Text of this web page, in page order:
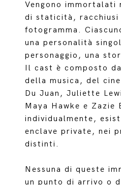
Vengono immortalati
di staticità, racchiusi
fotogramma.
una personalità
personaggio, una
Il cast è composto
della musica, del
Du Juan, Juliette
Maya Hawke e Zazie
individualmente,
enclave private, nei
distinti.
Nessuna di queste
un punto di arrivo o